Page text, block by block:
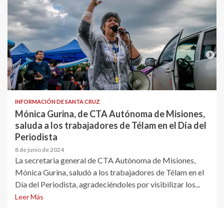
INFORMACIÓN DE SANTA CRUZ
Mónica Gurina, de CTA Autónoma de Misiones,
saluda a los trabajadores de Télam en el Día del
Periodista
8 de junio de 2024
La secretaria general de CTA Autónoma de Misiones,
Mónica Gurina, saludó a los trabajadores de Télam en el
Día del Periodista, agradeciéndoles por visibilizar los...
Leer Más